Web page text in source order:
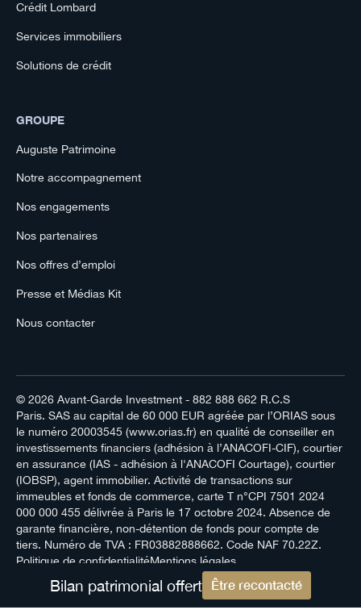
Crédit Lombard
Services immobiliers
Solutions de crédit
GROUPE
Auguste Patrimoine
Notre accompagnement
Nos engagements
Nos partenaires
Nos offres d’emploi
Presse et Médias Kit
Nous contacter
© 2026 Avant-Garde Investment- 882 888 662 R.C.S
Paris. SAS au capital de 60 000 EUR agréée par l’ORIAS sous
le numéro 20003545 (www.orias.fr) en qualité de conseiller en
investissements financiers (adhésion à l’ANACOFI-CIF), courtier
en assurance (IAS - adhésion à l'ANACOFI Courtage), courtier
(IOBSP), agent immobilier. Activité de transactions sur
immeubles et fonds de commerce, carte T n°CPI 7501 2024
000 000 455 délivrée à Paris le 17 octobre 2024. Absence de
garante financière, non-détention de fonds pour compte de
tiers. Numéro de TVA : FR03882888662. Code NAF 70.22Z.
Politique de confidentialitéMentions légales
Bilan patrimonial offert Être recontacté